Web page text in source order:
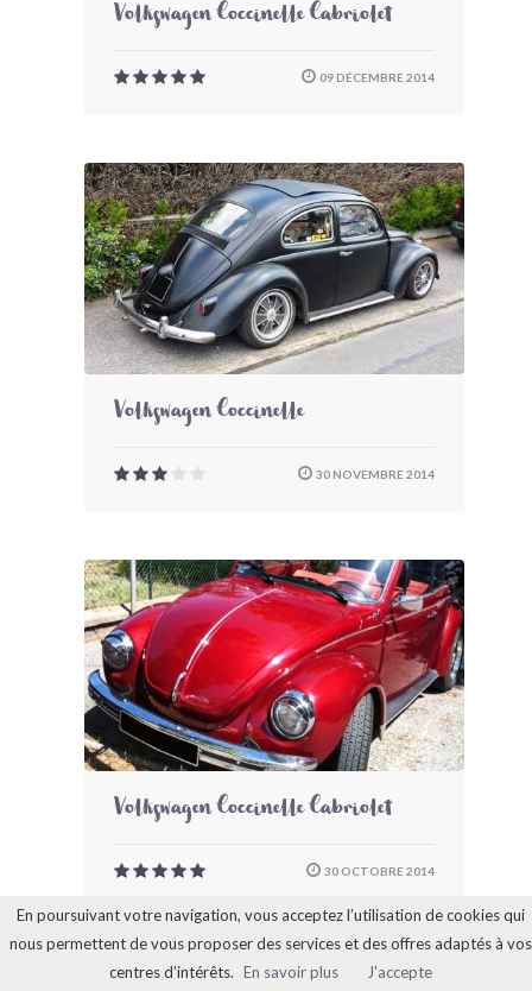
Volkswagen Coccinelle Cabriolet
09 DÉCEMBRE 2014
Volkswagen Coccinelle
30 NOVEMBRE 2014
Volkswagen Coccinelle Cabriolet
30 OCTOBRE 2014
En poursuivant votre navigation, vous acceptez l’utilisation de cookies qui
nous permettent de vous proposer des services et des offres adaptés à vos
centres d’intérêts. En savoir plus J'accepte